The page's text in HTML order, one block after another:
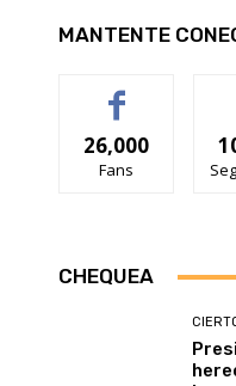
MANTENTE
26,000
Fans
CHEQUEA